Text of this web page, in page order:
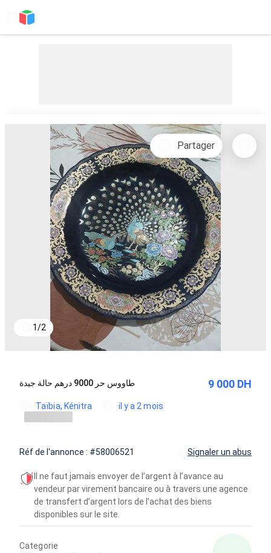
1/2
Partager
طاووس حر 9000 درهم حالة جيدة 9 000 DH
Taïbia, Kénitra il y a 2 mois
Réf de l'annonce : #58006521 Signaler un abus
Il ne faut jamais envoyer de l’argent à l’avance au
vendeur par virement bancaire ou à travers une agence
de transfert d’argent lors de l’achat des biens
disponibles sur le site.
Categorie